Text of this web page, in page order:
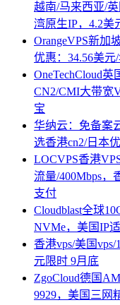
越南/马来西亚/
湾原生IP，4.2美
OrangeVPS新加
优惠：34.56美元
OneTechCloud英
CN2/CMI大带宽
宝
华纳云：免备案
选香港cn2/日本
LOCVPS香港
流量/400Mbps，
支付
Cloudblast全球
NVMe，美国IP
香港vps/美国
元限时 9月底
ZgoCloud德国
9929，美国三网